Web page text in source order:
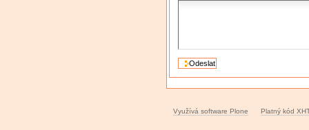
Využívá software Plone Platný kód